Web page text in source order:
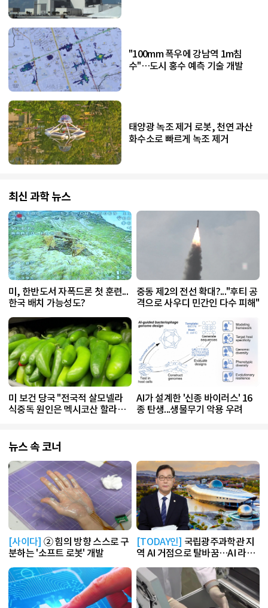
"100mm 폭우에 강남역 1m침
수"…도시 홍수 예측 기술 개발
태양광 녹조 제거 로봇, 천연 과산
화수소로 빠르게 녹조 제거
최신 과학 뉴스
미, 한반도서 자폭드론 첫 훈련...
한국 배치 가능성도?
중동 제2의 전선 확대?..."후티 공
격으로 사우디 민간인 다수 피해"
미 보건 당국 "전국적 살모넬라
식중독 원인은 멕시코산 할라피
AI가 설계한 '신종 바이러스' 16
종 탄생...생물무기 악용 우려
뉴스 속 코너
[사이다] ② 힘의 방향 스스로 구
분하는 '소프트 로봇' 개발
[TODAY인] 국립광주과학관 지
역 AI 거점으로 탈바꿈…AI 라운